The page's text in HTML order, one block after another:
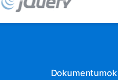
Dokumentumok